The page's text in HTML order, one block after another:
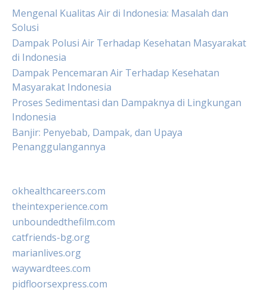
Mengenal Kualitas Air di Indonesia: Masalah dan
Solusi
Dampak Polusi Air Terhadap Kesehatan Masyarakat
di Indonesia
Dampak Pencemaran Air Terhadap Kesehatan
Masyarakat Indonesia
Proses Sedimentasi dan Dampaknya di Lingkungan
Indonesia
Banjir: Penyebab, Dampak, dan Upaya
Penanggulangannya
okhealthcareers.com
theintexperience.com
unboundedthefilm.com
catfriends-bg.org
marianlives.org
waywardtees.com
pidfloorsexpress.com